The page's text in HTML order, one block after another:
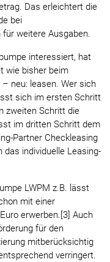
Das erleichtert die
bei
weitere Ausgaben.
interessiert, hat
wie bisher beim
neu: leasen. Wer sich
sich im ersten Schritt
zweiten Schritt die
im dritten Schritt dem
Partner Checkleasing
individuelle Leasing-
LWPM z.B. lässt
mit einer
erwerben.[3] Auch
für den
mitberücksichtig
verringert.